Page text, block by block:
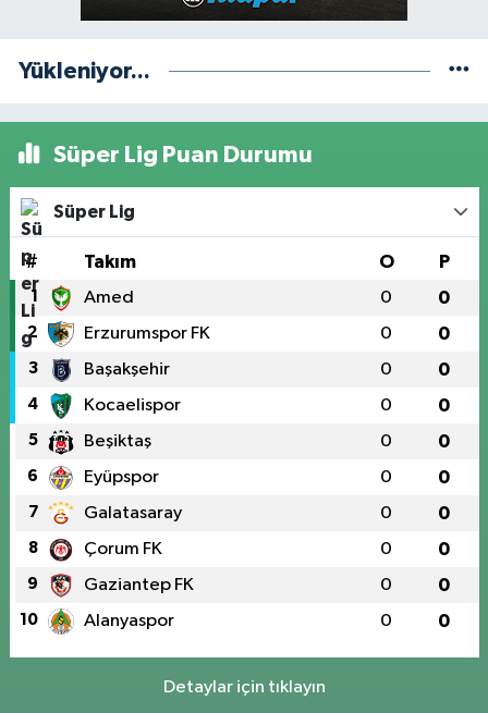
Yükleniyor...
Süper Lig Puan Durumu
Süper Lig
# Takım O P
1 Amed 0 0
2 Erzurumspor FK 0 0
3 Başakşehir 0 0
4 Kocaelispor 0 0
5 Beşiktaş 0 0
6 Eyüpspor 0 0
7 Galatasaray 0 0
8 Çorum FK 0 0
9 Gaziantep FK 0 0
10 Alanyaspor 0 0
Detaylar için tıklayın